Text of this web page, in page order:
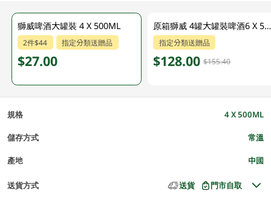
獅威啤酒大罐裝 4 X 500ML
2件$44 指定分類送贈品
$27.00
原箱獅威 4罐大罐裝啤酒6 X 500 ML
指定分類送贈品
$128.00 $155.40
規格 4 X 500ML
儲存方式 常溫
產地 中國
送貨方式 送貨 門市自取